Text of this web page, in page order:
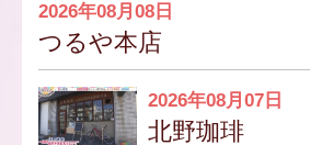
2026年08月08日
つるや本店
2026年08月07日
北野珈琲